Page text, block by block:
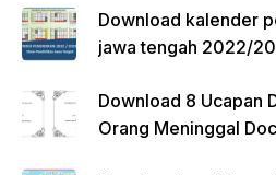
Download kalender
jawa tengah 2022/
Download 8 Ucapan
Orang Meninggal